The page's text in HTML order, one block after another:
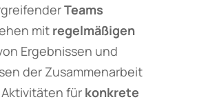
Teams
mit regelmäßigen
Ergebnissen und
der Zusammenarbeit
für konkrete